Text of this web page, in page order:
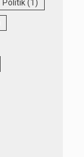
Politik(1)